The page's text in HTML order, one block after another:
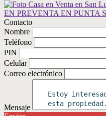
Contacto
Nombre
Teléfono
PIN
Celular
Correo electrónico
Mensaje